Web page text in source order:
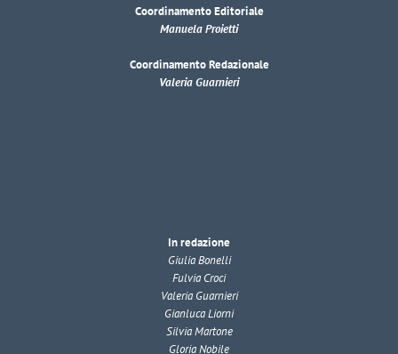
Coordinamento Editoriale
Manuela Proietti
Coordinamento Redazionale
Valeria Guarnieri
In redazione
Giulia Bonelli
Fulvia Croci
Valeria Guarnieri
Gianluca Liorni
Silvia Martone
Gloria Nobile